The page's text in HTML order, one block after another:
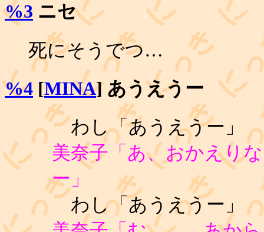
%3 ニセ
死にそうでつ…
%4 [MINA] あうえうー
わし「あうえうー」
美奈子「あ、おかえり
ー」
わし「あうえうー」